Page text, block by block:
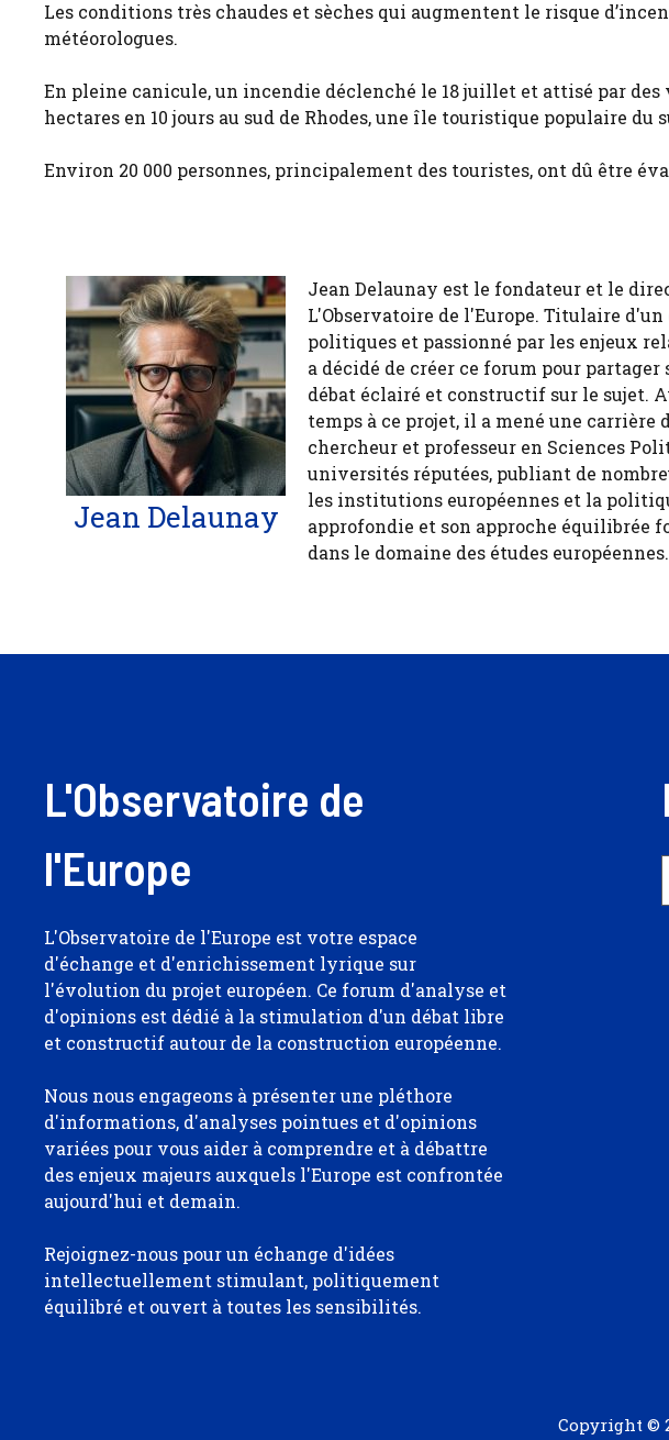
Les conditions très chaudes et sèches qui augmentent le risque
météorologues.
En pleine canicule, un incendie déclenché le 18 juillet et attisé par des
hectares en 10 jours au sud de Rhodes, une île touristique populaire du
Environ 20 000 personnes, principalement des touristes, ont dû être
Jean Delaunay
Jean Delaunay est le fondateur et le
L'Observatoire de l'Europe. Titulaire
politiques et passionné par les enjeux
a décidé de créer ce forum pour
débat éclairé et constructif sur le sujet.
temps à ce projet, il a mené une carrière
chercheur et professeur en Sciences
universités réputées, publiant de
les institutions européennes et la
approfondie et son approche équilibrée
dans le domaine des études européennes.
L'Observatoire de
l'Europe
L'Observatoire de l'Europe est votre espace
d'échange et d'enrichissement lyrique sur
l'évolution du projet européen. Ce forum d'analyse et
d'opinions est dédié à la stimulation d'un débat libre
et constructif autour de la construction européenne.
Nous nous engageons à présenter une pléthore
d'informations, d'analyses pointues et d'opinions
variées pour vous aider à comprendre et à débattre
des enjeux majeurs auxquels l'Europe est confrontée
aujourd'hui et demain.
Rejoignez-nous pour un échange d'idées
intellectuellement stimulant, politiquement
équilibré et ouvert à toutes les sensibilités.
Copyright ©